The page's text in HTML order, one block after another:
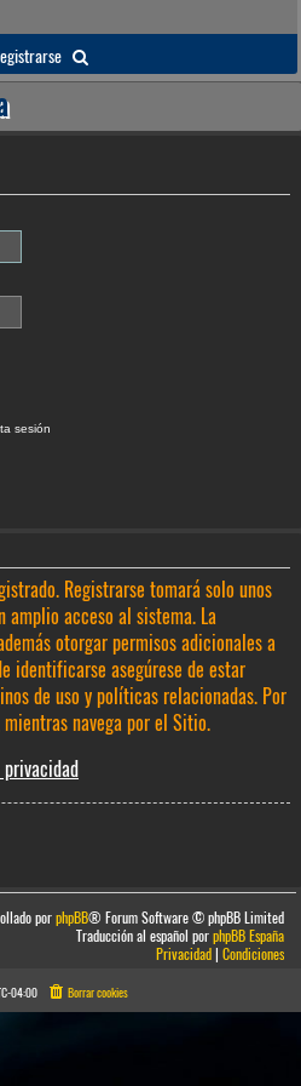
u
a
sesión
Registrarse tomará solo unos
amplio acceso al sistema. La
otorgar permisos adicionales a
identificarse asegúrese de estar
de uso y políticas relacionadas. Por
navega por el Sitio.
porphpBB® Forum Software © phpBB Limited
Traducción al español porphpBB España
Privacidad|Condiciones
04:00 Borrar cookies